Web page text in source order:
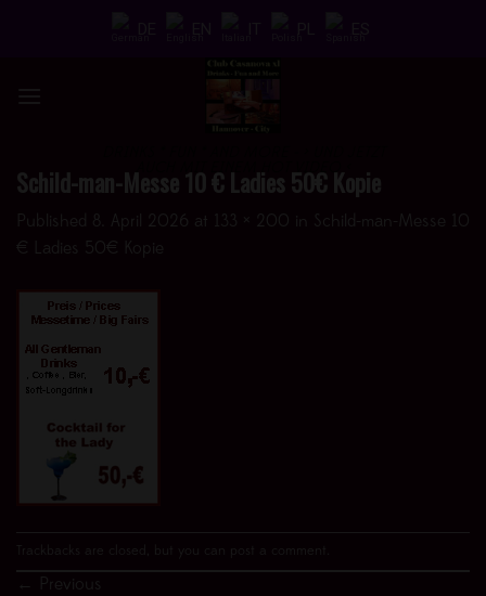
Schild-man-Messe 10 € Ladies 50€ Kopie
Published 8. April 2026 at 133 × 200
Schild-man-Messe 10
€ Ladies 50€ Kopie
Trackbacks are closed, but you can post a comment
←
Previous